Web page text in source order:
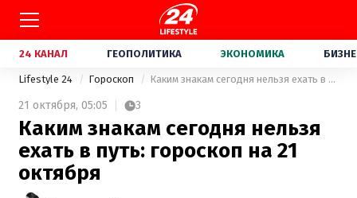
24 КАНАЛ ГЕОПОЛИТИКА ЭКОНОМИКА
Lifestyle 24 Гороскоп Каким знакам сегодня нельзя ехать в путь: гороскоп на 21 октября
21 октября, 05:05 3
Каким знакам сегодня нельзя
ехать в путь: гороскоп на 21
октября